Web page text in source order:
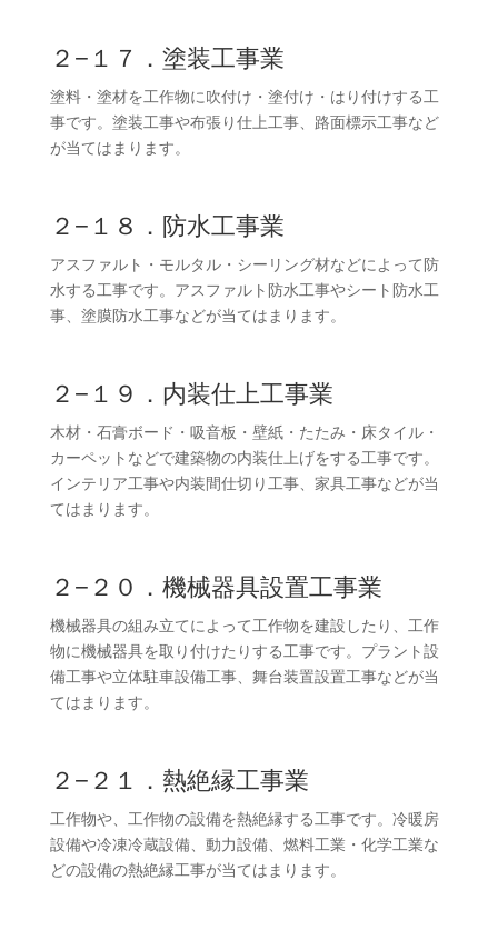
２−１７．塗装工事業
塗料・塗材を工作物に吹付け・塗付け・はり付けする工
事です。塗装工事や布張り仕上工事、路面標示工事など
が当てはまります。
２−１８．防水工事業
アスファルト・モルタル・シーリング材などによって防
水する工事です。アスファルト防水工事やシート防水工
事、塗膜防水工事などが当てはまります。
２−１９．内装仕上工事業
木材・石膏ボード・吸音板・壁紙・たたみ・床タイル・
カーペットなどで建築物の内装仕上げをする工事です。
インテリア工事や内装間仕切り工事、家具工事などが当
てはまります。
２−２０．機械器具設置工事業
機械器具の組み立てによって工作物を建設したり、工作
物に機械器具を取り付けたりする工事です。プラント設
備工事や立体駐車設備工事、舞台装置設置工事などが当
てはまります。
２−２１．熱絶縁工事業
工作物や、工作物の設備を熱絶縁する工事です。冷暖房
設備や冷凍冷蔵設備、動力設備、燃料工業・化学工業な
どの設備の熱絶縁工事が当てはまります。